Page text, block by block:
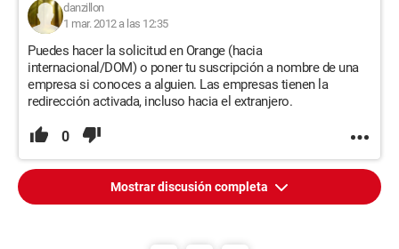
danzillon
1 mar. 2012 a las 12:35
Puedes hacer la solicitud en Orange (hacia
internacional/DOM) o poner tu suscripción a nombre de una
empresa si conoces a alguien. Las empresas tienen la
redirección activada, incluso hacia el extranjero.
0
Mostrar discusión completa